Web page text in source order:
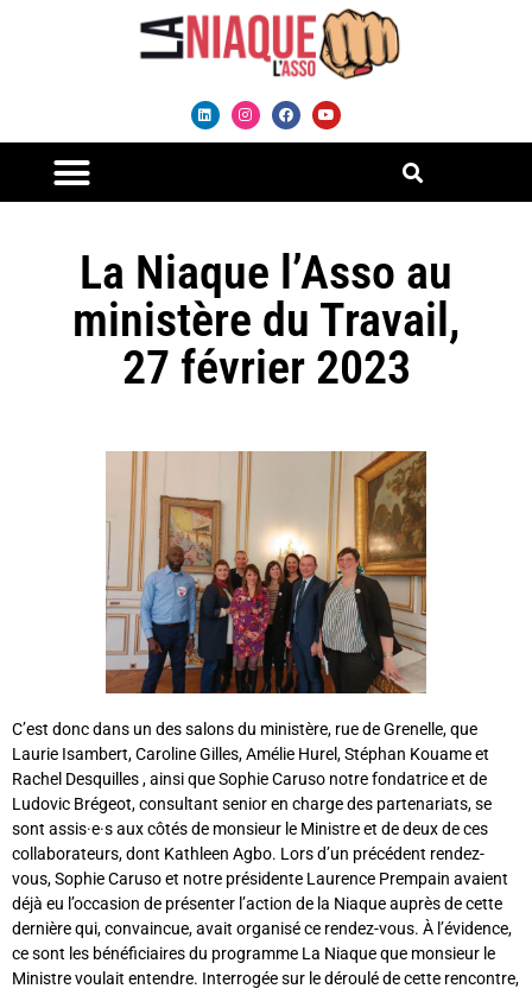
La Niaque l’Asso au
ministère du Travail,
27 février 2023
C’est donc dans un des salons du ministère, rue de Grenelle, que
Laurie Isambert, Caroline Gilles, Amélie Hurel, Stéphan Kouame et
Rachel Desquilles , ainsi que Sophie Caruso notre fondatrice et de
Ludovic Brégeot, consultant senior en charge des partenariats, se
sont assis·e·s aux côtés de monsieur le Ministre et de deux de ces
collaborateurs, dont Kathleen Agbo. Lors d’un précédent rendez-
vous, Sophie Caruso et notre présidente Laurence Prempain avaient
déjà eu l’occasion de présenter l’action de la Niaque auprès de cette
dernière qui, convaincue, avait organisé ce rendez-vous. À l’évidence,
ce sont les bénéficiaires du programme La Niaque que monsieur le
Ministre voulait entendre. Interrogée sur le déroulé de cette rencontre,